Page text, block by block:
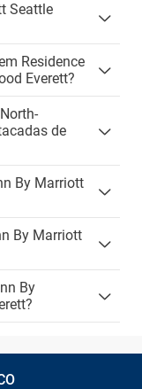
Seattle
Residence
Everett?
de
By Marriott
By Marriott
By